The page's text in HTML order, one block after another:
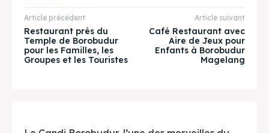
Explore our destinations
& Make a booking today
Ruang Meeting
Explore our destinations
& Make a booking today
Ruang Meeting
Article précédent
Restaurant près du
Temple de Borobudur
pour les Familles, les
Groupes et les Touristes
Article suivant
Café Restaurant avec
Aire de Jeux pour
Enfants à Borobudur
Magelang